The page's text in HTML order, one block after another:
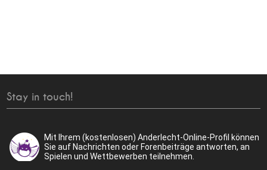
Stay in touch!
Mit Ihrem (kostenlosen) Anderlecht-Online-Profil können
Sie auf Nachrichten oder Forenbeiträge antworten, an
Spielen und Wettbewerben teilnehmen.